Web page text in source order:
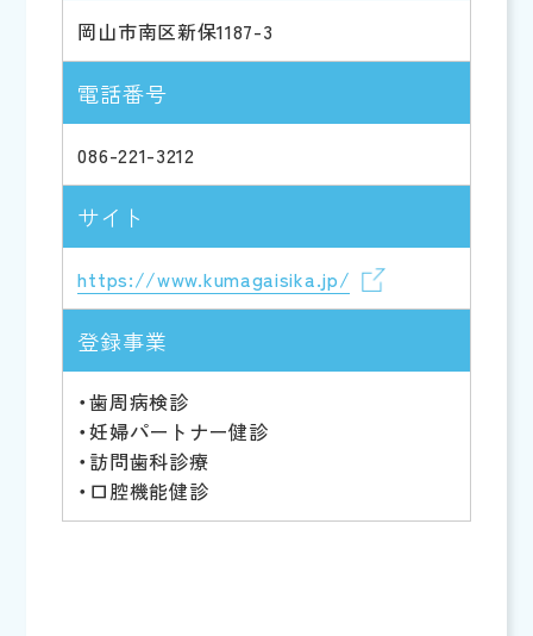
岡山市南区新保1187-3
電話番号
086-221-3212
サイト
https://www.kumagaisika.jp/
登録事業
・歯周病検診
・妊婦パートナー健診
・訪問歯科診療
・口腔機能健診